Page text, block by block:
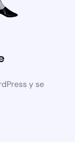
y se